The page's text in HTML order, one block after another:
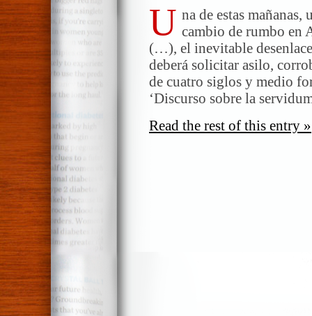
Boétie
Perú.
El
enigma
de
U na de estas
cambio de rumbo en
(…), el inevitable
deberá solicitar asilo,
de cuatro siglos y medio
‘Discurso sobre la
Read the rest of this entry »